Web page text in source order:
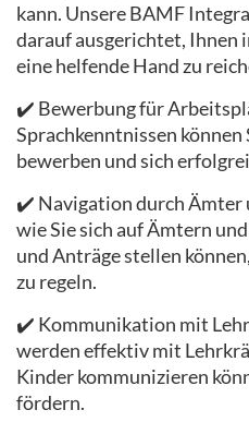
kann. Unsere BAMF
darauf ausgerichtet, Ihnen
eine helfende Hand zu
✔️ Bewerbung für
Sprachkenntnissen können
bewerben und sich
✔️ Navigation durch Ämter
wie Sie sich auf Ämtern
und Anträge stellen
zu regeln.
✔️ Kommunikation mit
werden effektiv mit
Kinder kommunizieren
fördern.